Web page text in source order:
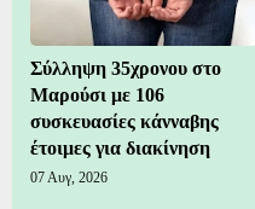
Σύλληψη 35χρονου στο
Μαρούσι με 106
συσκευασίες κάνναβης
έτοιμες για διακίνηση
07 Αυγ, 2026